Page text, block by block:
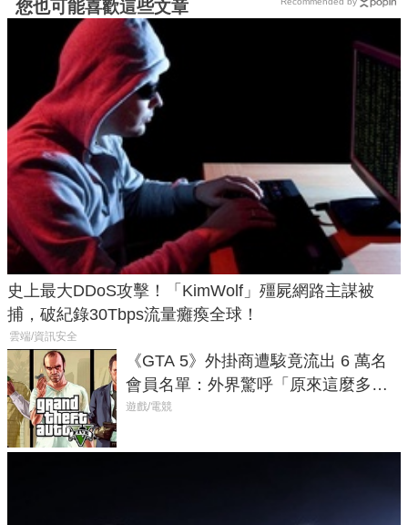
您也可能喜歡這些文章
史上最大DDoS攻擊！「KimWolf」殭屍網路主謀被
捕，破紀錄30Tbps流量癱瘓全球！
雲端/資訊安全
《GTA 5》外掛商遭駭竟流出 6 萬名
會員名單：外界驚呼「原來這麼多人
在開掛！」
遊戲/電競